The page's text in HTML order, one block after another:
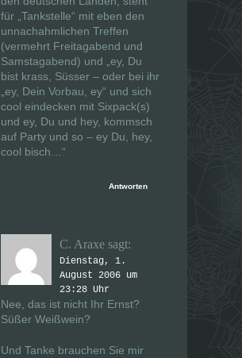
für „Tankstelle“ mit eben den
unnachahmlichen Treffen
(vermehrt Freitagabend und
Samstagabend) und „ey, Du
bist krass, Süsser – oder bei ihr
„ey, Dein Vorbau, ey“ und sich
cool eindecken mit Sixpack(s)
und ey, Du und hey, kommsch
auf Party und so – ey Du, hey,
cool bisch…“
Antworten
C. Araxe sagt:
Dienstag, 1.
August 2006 um
23:28 Uhr
Nee, das ist nicht Ihr Ernst?
Süßer Weißwein?
Und Tanke brauchen Sie mir